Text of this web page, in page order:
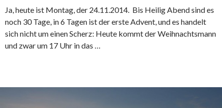
Ja, heute ist Montag, der 24.11.2014. Bis Heilig Abend sind es
noch 30 Tage, in 6 Tagen ist der erste Advent, und es handelt
sich nicht um einen Scherz: Heute kommt der Weihnachtsmann
und zwar um 17 Uhr in das …